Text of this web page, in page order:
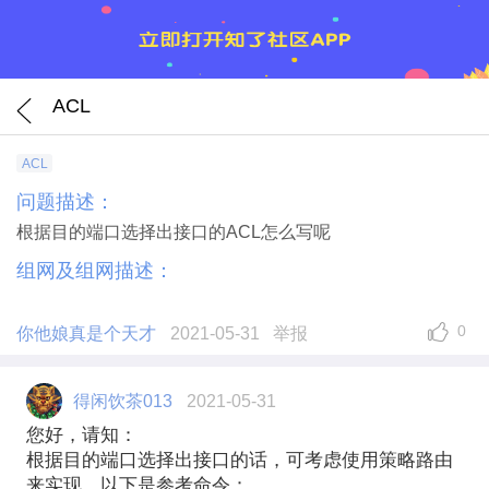
ACL
ACL
问题描述：
根据目的端口选择出接口的ACL怎么写呢
组网及组网描述：
你他娘真是个天才 2021-05-31 举报 0
得闲饮茶013 2021-05-31
您好，请知：
根据目的端口选择出接口的话，可考虑使用策略路由